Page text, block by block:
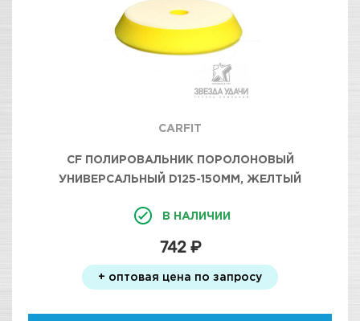
CARFIT
CF ПОЛИРОВАЛЬНИК ПОРОЛОНОВЫЙ
УНИВЕРСАЛЬНЫЙ D125-150ММ, ЖЕЛТЫЙ
В НАЛИЧИИ
742 ₽
+ оптовая цена по запросу